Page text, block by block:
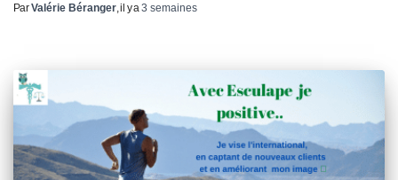
ParValérie Béranger, il y a3 semaines